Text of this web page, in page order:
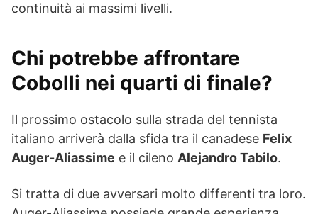
continuità ai massimi livelli.
Chi potrebbe affrontare
Cobolli nei quarti di finale?
Il prossimo ostacolo sulla strada del tennista
italiano arriverà dalla sfida tra il canadese Felix
Auger-Aliassime e il cileno Alejandro Tabilo.
Si tratta di due avversari molto differenti tra loro.